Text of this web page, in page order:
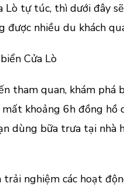
Lò tự túc, thì dưới đây
được nhiều du khách
Cửa Lò
tham quan, khám phá
khoảng 6h đồng hồ
dùng bữa trưa tại nhà
nghiệm các hoạt